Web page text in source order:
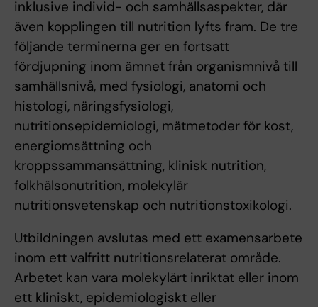
inklusive individ- och samhällsaspekter, där
även kopplingen till nutrition lyfts fram. De tre
följande terminerna ger en fortsatt
fördjupning inom ämnet från organismnivå till
samhällsnivå, med fysiologi, anatomi och
histologi, näringsfysiologi,
nutritionsepidemiologi, mätmetoder för kost,
energiomsättning och
kroppssammansättning, klinisk nutrition,
folkhälsonutrition, molekylär
nutritionsvetenskap och nutritionstoxikologi.
Utbildningen avslutas med ett examensarbete
inom ett valfritt nutritionsrelaterat område.
Arbetet kan vara molekylärt inriktat eller inom
ett kliniskt, epidemiologiskt eller